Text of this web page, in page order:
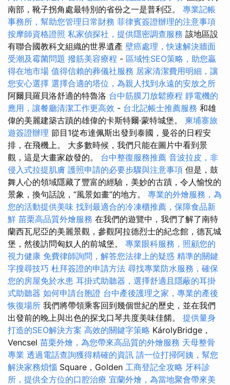
南部，靴子拐角處最特別的省份之一是普利亞。 專業記帳
事務所，幫助您管理日常財務 菲律賓簽證辦理的注意事項
按摩師資格證照 私家偵探社，提供隱密調查服務 該地區設
有聯合國教科文組織的世界遺產 壁癌處理，快速解決牆面
受潮及霉菌問題 撥筋美容療程 - 區域性SEO策略，助您贏
得在地市場 值得信賴的葬儀社服務 居家清潔費用明細，讓
您安心選擇 選擇合適的塔位，為親人找到永遠的安放之所
阿爾貝羅貝洛舒適的特魯洛 台中筋膜刀放鬆療程 靜電機的
應用，讓餐廳清潔工作更高效 - 台北記帳士推薦服務 和雄
偉的美麗建築古蹟的雄偉的卡斯特爾·蒙特城堡。 柬埔寨旅
遊簽證辦理 節目1從布達佩斯出發到泰國，曼谷的日程安
排，在飛機上。 大多數時候，我們只能在圖片中看到景
觀，這是大畫家啟發的。 台中整復服務推薦 音波拉皮，非
侵入式拉提肌膚 護照申請的必要步驟與注意事項 但是，鼓
舞人心的領域隱藏了豐富的經驗，美妙的古蹟，令人愉悅的
景象，換句話說，“風景如畫”的地方。 專業的外燴服務，為
您的活動提供美味 找到最適合的冷凍櫃推薦，保障食品新
鮮 苗栗高品質外燴服務 在我們的遊覽中，我們了解了南特
蘭西瓦尼亞的美麗景觀，參觀阿拉德烈士的紀念館，德瓦城
堡，然後訪問匈奴人的前城堡。 專業眼科服務，照顧您的
視力健康 免費律師詢問，解答您法律上的疑惑 精準的關鍵
字搜尋技巧 杜拜簽證的申請方法 尋找專業防水服務，確保
您的房屋免於水患 耳掛式助聽器，選擇舒適且隱蔽的耳掛
式助聽器 如何申請台胞證 台中產後護理之家，專業的產後
恢復場所 我們將帶領乘客回到幾個世紀的歷史，並在我們
出發前的晚上與出色的探戈口琴共度美味佳餚。 提供量身
打造的SEO解決方案 高效的關鍵字策略 KárolyBridge，
Vencsel 苗栗外燴，為您帶來高品質的外燴服務 天母整骨
專業 透過電話查詢獲得精確的資訊 請一位打掃阿姨，幫您
解決家務煩惱 Square，Golden 工商登記全攻略 牙科診
所，提供全方位的口腔治療 宜蘭外燴，為當地聚會帶來美